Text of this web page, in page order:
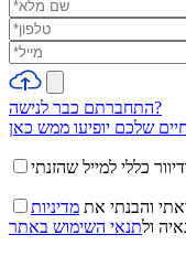
התחברתם כבר לנישה?
שלכם יופיעו ממש כאן
כללי למייל שהזנתי
והבנתי את מדיניות
ולתנאי השימוש באתר